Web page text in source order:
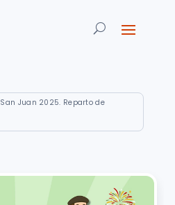
San Juan 2025. Reparto de